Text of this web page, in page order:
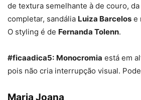
de textura semelhante à de couro, da
completar, sandália Luiza Barcelos e
O styling é de Fernanda Tolenn.
#ficaadica5: Monocromia está em
pois não cria interrupção visual.
Maria Joana